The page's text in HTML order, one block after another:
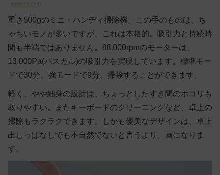
www.mi.com
重さ500gのミニ・ハンディ掃除機。この手のものは、ち
ゃちいモノが多いですが、これは本格的。吸引力と持続時
間も半端ではありません。88,000rpmのモーターは、
13,000Pa(パスカル)の吸引力を実現しています。標準モー
ドで30分、強モードで9分、掃除することができます。
軽く、やや細身の設計は、ちょっとしたすき間のホコリも
取りやすい。またキーボードのクリーニングなど、卓上の
掃除もラクラクできます。しかも優美なデザインは、卓上
出しっぱなしでも不自然でないと言うより、画になりま
す。